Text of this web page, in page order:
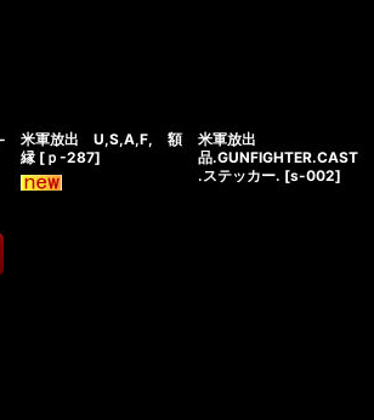
米軍放出 U,S,A,F, 額
縁 [ｐ-287]
米軍放出
品.GUNFIGHTER.CAST
.ステッカー. [s-002]